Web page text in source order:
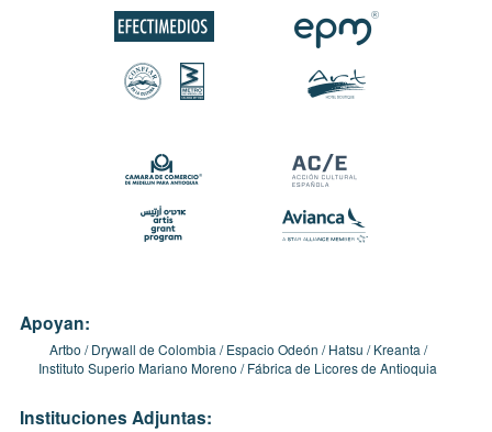
Apoyan:
Artbo Drywall de Colombia Espacio Odeón Hatsu
Kreanta
Instituto Superio Mariano Moreno
Fábrica de Licores de Antioquia
Instituciones Adjuntas: